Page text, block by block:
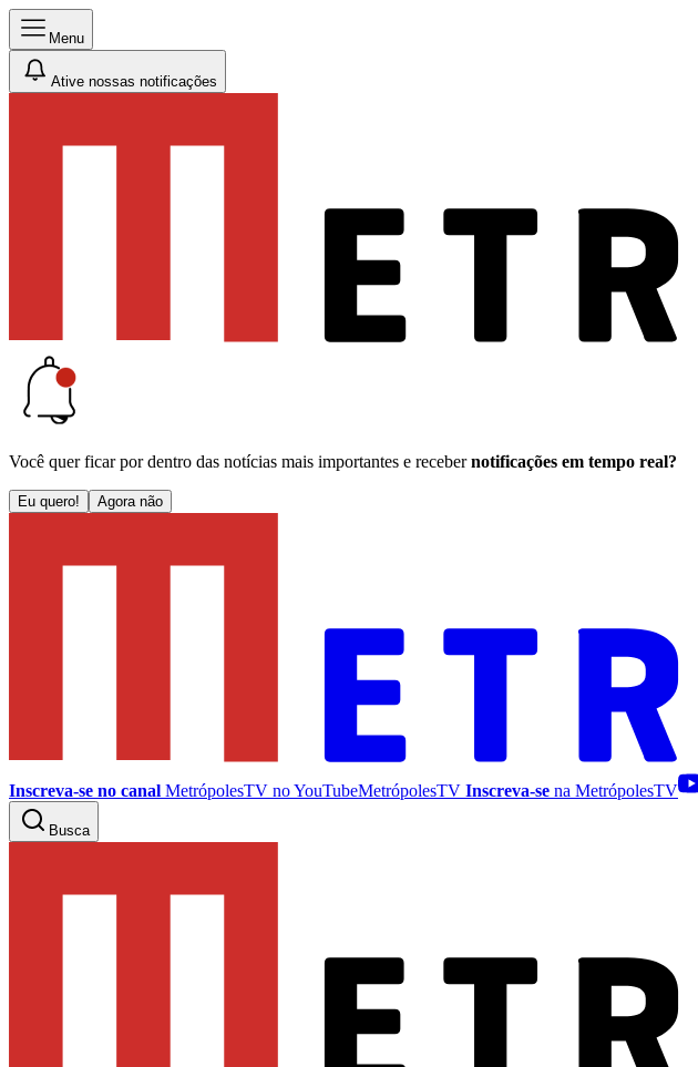
Menu
Ative nossas notificações
Você quer ficar por dentro das notícias mais importantes e receber notificações em tempo real?
Eu quero! Agora não
Inscreva-se no canal MetrópolesTV noYouTubeMetrópolesTV Inscreva-se na MetrópolesTV
Busca